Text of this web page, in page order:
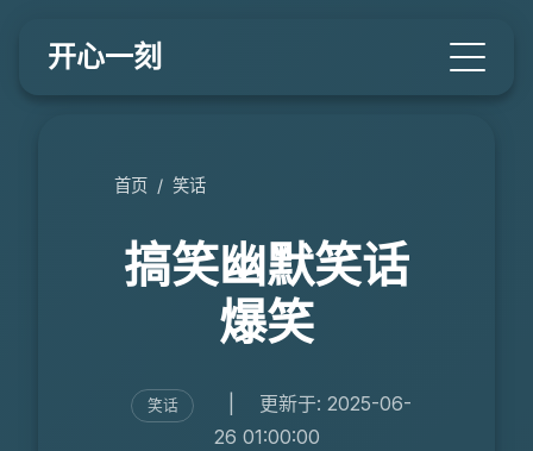
开心一刻
首页 / 笑话
搞笑幽默笑话
爆笑
笑话
更新于: 2025-06-
26 01:00:00